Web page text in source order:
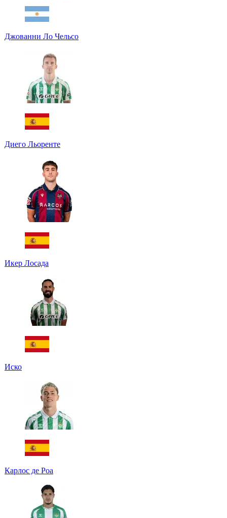
Джованни Ло Чельсо
Диего Льоренте
Икер Лосада
Иско
Карлос де Роа